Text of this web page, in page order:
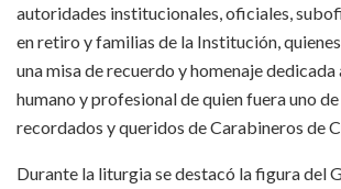
autoridades institucionales, oficiales,
en retiro y familias de la Institución,
una misa de recuerdo y homenaje dedicada
humano y profesional de quien fuera uno
recordados y queridos de Carabineros de
Durante la liturgia se destacó la figura del